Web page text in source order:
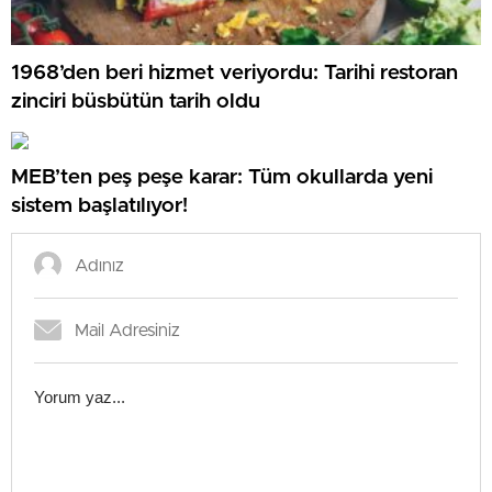
1968’den beri hizmet veriyordu: Tarihi restoran
zinciri büsbütün tarih oldu
MEB’ten peş peşe karar: Tüm okullarda yeni
sistem başlatılıyor!